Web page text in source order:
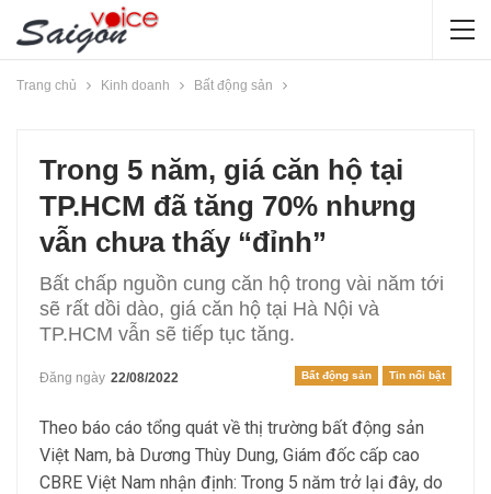
Trang chủ Kinh doanh Bất động sản
Trong 5 năm, giá căn hộ tại
TP.HCM đã tăng 70% nhưng
vẫn chưa thấy “đỉnh”
Bất chấp nguồn cung căn hộ trong vài năm tới
sẽ rất dồi dào, giá căn hộ tại Hà Nội và
TP.HCM vẫn sẽ tiếp tục tăng.
Bất động sản Tin nổi bật
Đăng ngày 22/08/2022
Theo báo cáo tổng quát về thị trường bất động sản
Việt Nam, bà Dương Thùy Dung, Giám đốc cấp cao
CBRE Việt Nam nhận định: Trong 5 năm trở lại đây, do